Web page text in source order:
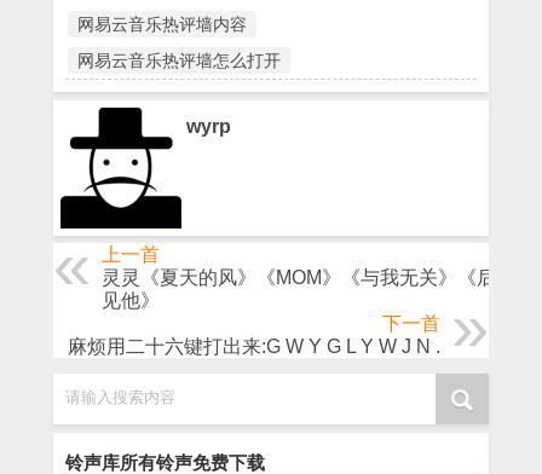
网易云音乐热评墙内容
网易云音乐热评墙怎么打开
wyrp
上一首
灵灵《夏天的风》《MOM》《与我无关》《后来遇
见他》
下一首
麻烦用二十六键打出来:G W Y G L Y W J N .
请输入搜索内容
铃声库所有铃声免费下载